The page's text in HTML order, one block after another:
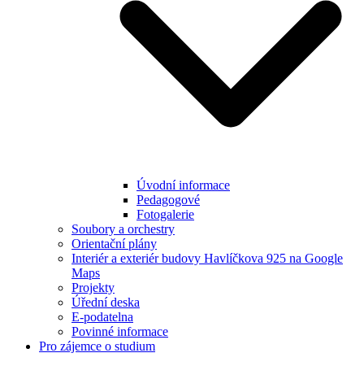
Úvodní informace
Pedagogové
Fotogalerie
Soubory a orchestry
Orientační plány
Interiér a exteriér budovy Havlíčkova 925 na Google
Maps
Projekty
Úřední deska
E-podatelna
Povinné informace
Pro zájemce o studium